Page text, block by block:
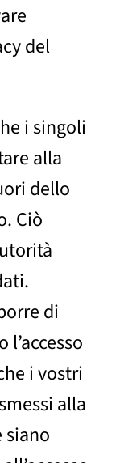
del
i singoli
alla
dello
Ciò
di
i vostri
alla
siano